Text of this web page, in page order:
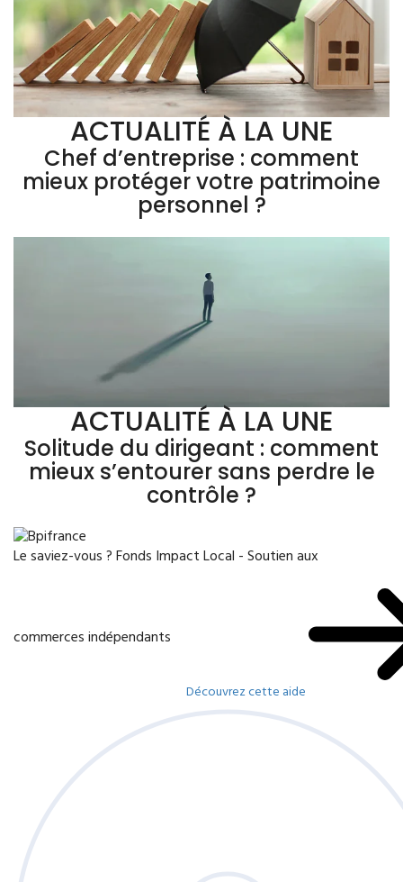
ACTUALITÉ À LA UNE
Chef d’entreprise : comment
mieux protéger votre patrimoine
personnel ?
ACTUALITÉ À LA UNE
Solitude du dirigeant : comment
mieux s’entourer sans perdre le
contrôle ?
Le saviez-vous ?Fonds Impact Local - Soutien aux
commerces indépendants
Découvrez cette aide